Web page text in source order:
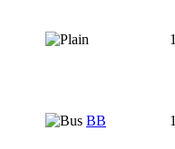
1
ВВ 1